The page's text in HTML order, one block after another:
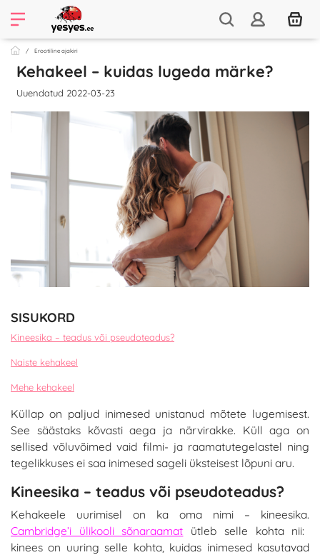
Erootiline ajakiri
Kehakeel – kuidas lugeda märke?
Uuendatud 2022-03-23
SISUKORD
Kineesika – teadus või pseudoteadus?
Naiste kehakeel
Mehe kehakeel
Küllap on paljud inimesed unistanud mõtete lugemisest.
See säästaks kõvasti aega ja närvirakke. Küll aga on
sellised võluvõimed vaid filmi- ja raamatutegelastel ning
tegelikkuses ei saa inimesed sageli üksteisest lõpuni aru.
Kineesika – teadus või pseudoteadus?
Kehakeele uurimisel on ka oma nimi – kineesika.
Cambridge’i ülikooli sõnaraamat ütleb selle kohta nii:
kinees on uuring selle kohta, kuidas inimesed kasutavad